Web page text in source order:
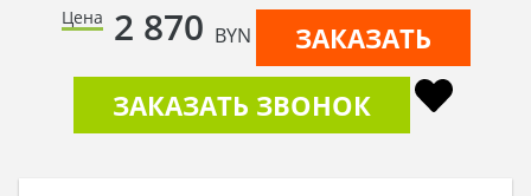
Цена 2 870 BYN
ЗАКАЗАТЬ
ЗАКАЗАТЬ ЗВОНОК